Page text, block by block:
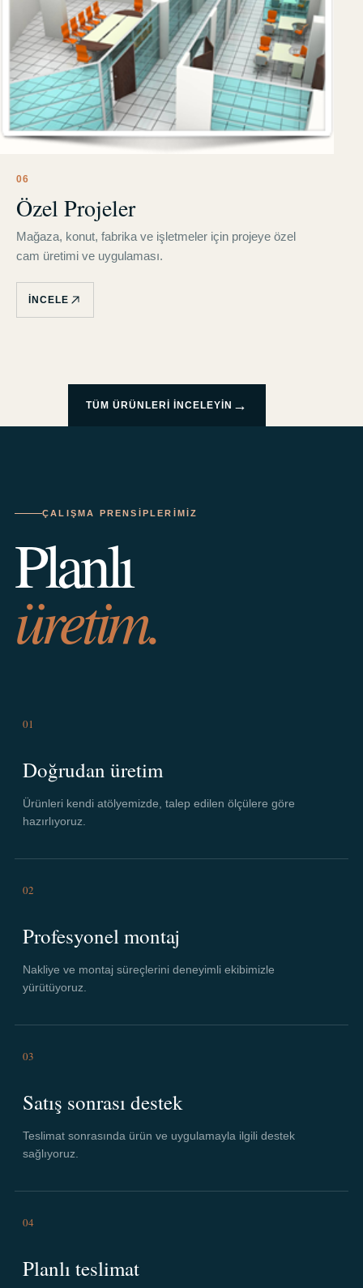
06
Özel Projeler
Mağaza, konut, fabrika ve işletmeler için projeye özel
cam üretimi ve uygulaması.
İNCELE
TÜM ÜRÜNLERI INCELEYIN →
ÇALIŞMA PRENSIPLERIMIZ
Planlı
üretim.
01
Doğrudan üretim
Ürünleri kendi atölyemizde, talep edilen ölçülere göre
hazırlıyoruz.
02
Profesyonel montaj
Nakliye ve montaj süreçlerini deneyimli ekibimizle
yürütüyoruz.
03
Satış sonrası destek
Teslimat sonrasında ürün ve uygulamayla ilgili destek
sağlıyoruz.
04
Planlı teslimat